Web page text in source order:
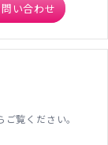
い合わせ
覧ください。